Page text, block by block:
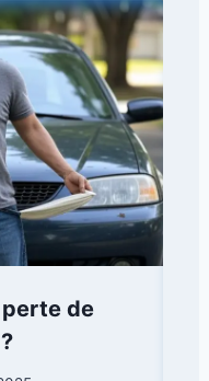
perte de